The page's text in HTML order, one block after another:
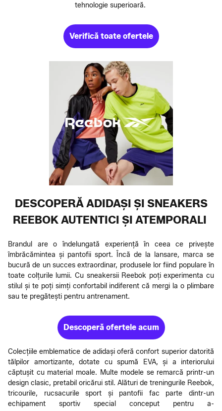
tehnologie superioară.
Verifică toate ofertele
DESCOPERĂ ADIDAȘI ȘI SNEAKERS
REEBOK AUTENTICI ȘI ATEMPORALI
Brandul are o îndelungată experiență în ceea ce privește
îmbrăcămintea și pantofii sport. Încă de la lansare, marca se
bucură de un succes extraordinar, produsele lor fiind populare în
toate colțurile lumii. Cu sneakersii Reebok poți experimenta cu
stilul și te poți simți confortabil indiferent că mergi la o plimbare
sau te pregătești pentru antrenament.
Descoperă ofertele acum
Colecțiile emblematice de adidași oferă confort superior datorită
tălpilor amortizante, dotate cu spumă EVA, și a interiorului
căptușit cu material moale. Multe modele se remarcă printr-un
design clasic, pretabil oricărui stil. Alături de treningurile Reebok,
tricourile, rucsacurile sport și pantofii fac parte dintr-un
echipament sportiv special conceput pentru a-